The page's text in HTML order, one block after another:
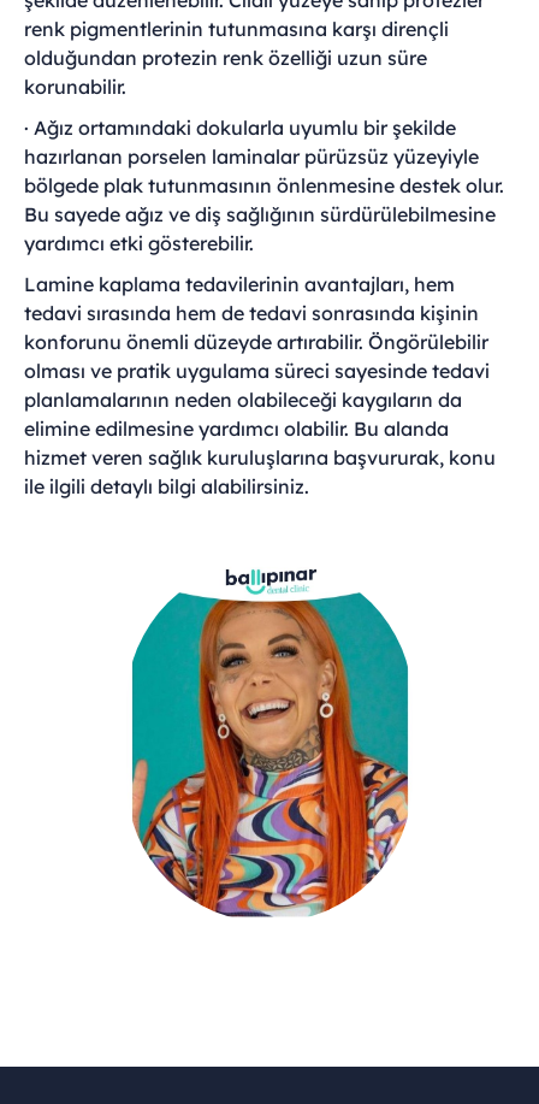
renk pigmentlerinin tutunmasına karşı dirençli
olduğundan protezin renk özelliği uzun süre
korunabilir.
· Ağız ortamındaki dokularla uyumlu bir şekilde
hazırlanan porselen laminalar pürüzsüz yüzeyiyle
bölgede plak tutunmasının önlenmesine destek olur.
Bu sayede ağız ve diş sağlığının sürdürülebilmesine
yardımcı etki gösterebilir.
Lamine kaplama tedavilerinin avantajları, hem
tedavi sırasında hem de tedavi sonrasında kişinin
konforunu önemli düzeyde artırabilir. Öngörülebilir
olması ve pratik uygulama süreci sayesinde tedavi
planlamalarının neden olabileceği kaygıların da
elimine edilmesine yardımcı olabilir. Bu alanda
hizmet veren sağlık kuruluşlarına başvururak, konu
ile ilgili detaylı bilgi alabilirsiniz.